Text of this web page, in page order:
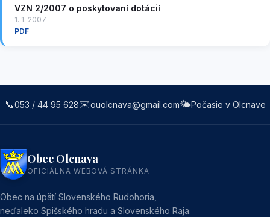
VZN 2/2007 o poskytovaní dotácií
1. 1. 2007
PDF
📞053 / 44 95 628✉️ouolcnava@gmail.com🌤️Počasie v Olcnave
Obec Olcnava
OFICIÁLNA WEBOVÁ STRÁNKA
Obec na úpätí Slovenského Rudohoria,
neďaleko Spišského hradu a Slovenského Raja.